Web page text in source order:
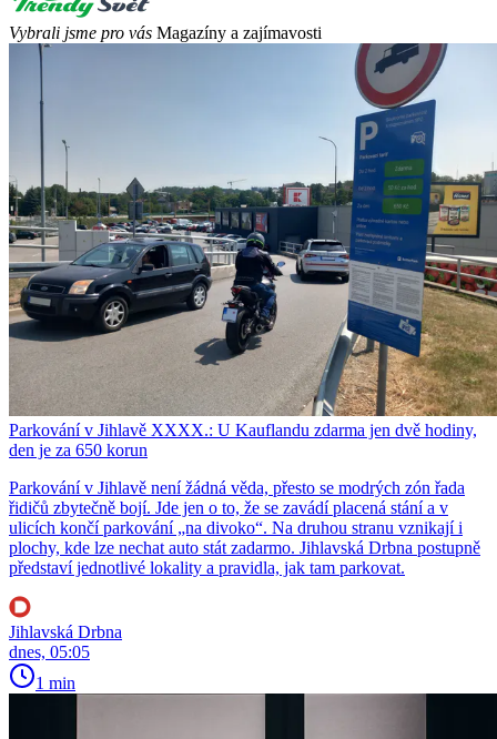
Vybrali jsme pro vás Magazíny a zajímavosti
Parkování v Jihlavě XXXX.: U Kauflandu zdarma jen dvě hodiny,
den je za 650 korun
Parkování v Jihlavě není žádná věda, přesto se modrých zón řada
řidičů zbytečně bojí. Jde jen o to, že se zavádí placená stání a v
ulicích končí parkování „na divoko“. Na druhou stranu vznikají i
plochy, kde lze nechat auto stát zadarmo. Jihlavská Drbna postupně
představí jednotlivé lokality a pravidla, jak tam parkovat.
Jihlavská Drbna
dnes, 05:05
1 min